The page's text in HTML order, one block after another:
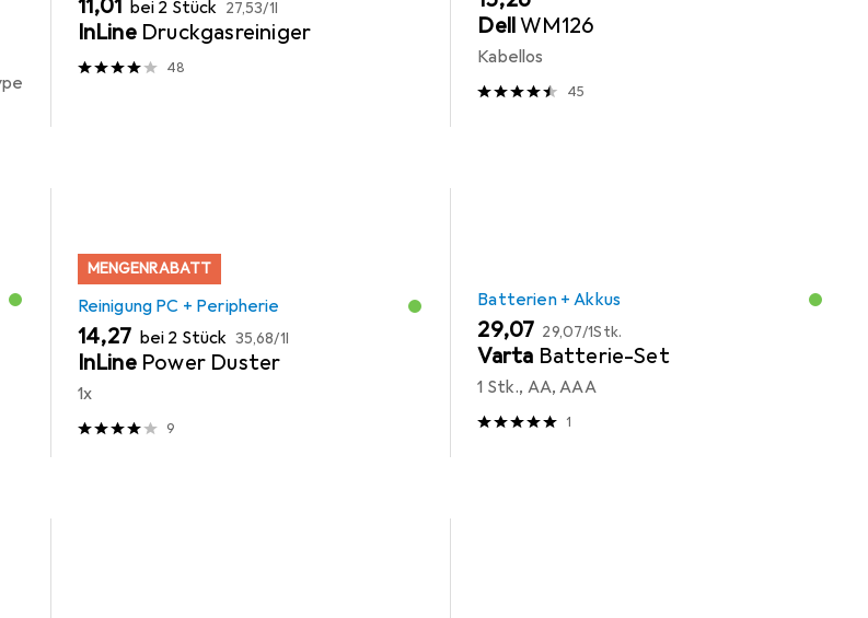
EUR
11,01 bei 2 Stück 27,53/1l
InLine Druckgasreiniger
48
DellWM126
Kabellos
45
MENGENRABATT
Reinigung PC + Peripherie
EUR
14,27 bei 2 Stück EUR
35,68/1l
InLine Power Duster
1x
9
Batterien + Akkus
EUR
29,07 EUR
29,07/1Stk.
Varta Batterie-Set
1 Stk., AA, AAA
1